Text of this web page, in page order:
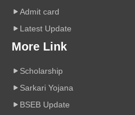
Admit card
Latest Update
More Link
Scholarship
Sarkari Yojana
BSEB Update